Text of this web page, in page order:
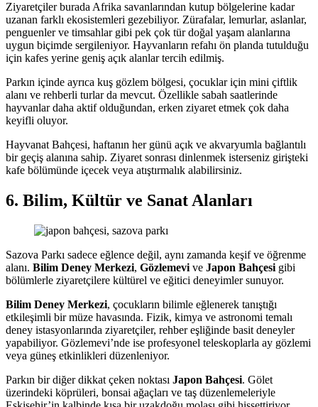
Ziyaretçiler burada Afrika savanlarından kutup bölgelerine kadar
uzanan farklı ekosistemleri gezebiliyor. Zürafalar, lemurlar, aslanlar,
penguenler ve timsahlar gibi pek çok tür doğal yaşam alanlarına
uygun biçimde sergileniyor. Hayvanların refahı ön planda tutulduğu
için kafes yerine geniş açık alanlar tercih edilmiş.
Parkın içinde ayrıca kuş gözlem bölgesi, çocuklar için mini çiftlik
alanı ve rehberli turlar da mevcut. Özellikle sabah saatlerinde
hayvanlar daha aktif olduğundan, erken ziyaret etmek çok daha
keyifli oluyor.
Hayvanat Bahçesi, haftanın her günü açık ve akvaryumla bağlantılı
bir geçiş alanına sahip. Ziyaret sonrası dinlenmek isterseniz girişteki
kafe bölümünde içecek veya atıştırmalık alabilirsiniz.
6. Bilim, Kültür ve Sanat Alanları
Sazova Parkı sadece eğlence değil, aynı zamanda keşif ve öğrenme
alanı. Bilim Deney Merkezi, Gözlemevi ve Japon Bahçesi gibi
bölümlerle ziyaretçilere kültürel ve eğitici deneyimler sunuyor.
Bilim Deney Merkezi, çocukların bilimle eğlenerek tanıştığı
etkileşimli bir müze havasında. Fizik, kimya ve astronomi temalı
deney istasyonlarında ziyaretçiler, rehber eşliğinde basit deneyler
yapabiliyor. Gözlemevi’nde ise profesyonel teleskoplarla ay gözlemi
veya güneş etkinlikleri düzenleniyor.
Parkın bir diğer dikkat çeken noktası Japon Bahçesi. Gölet
üzerindeki köprüleri, bonsai ağaçları ve taş düzenlemeleriyle